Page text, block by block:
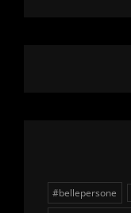
#bellepersone